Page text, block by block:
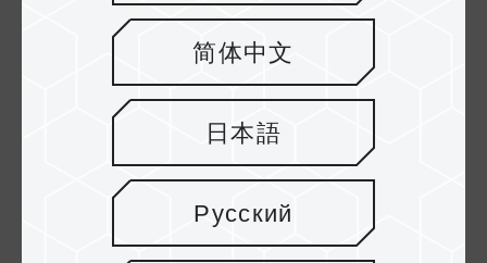
16.DEC.2024
El secreto del overclocking
简体中文
日本語
Русский